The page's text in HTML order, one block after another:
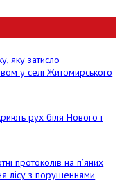
яку затисло
у селі Житомирського
рух біля Нового і
протоколів на пʼяних
лісу з порушеннями